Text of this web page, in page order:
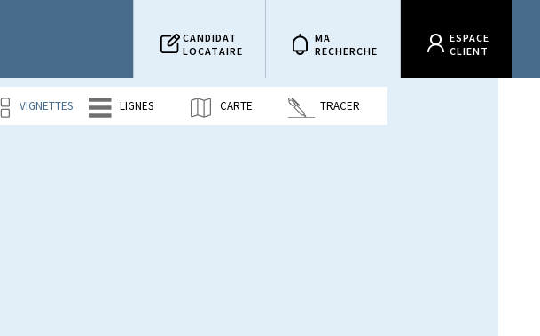
CANDIDAT
LOCATAIRE
MA
RECHERCHE
ESPACE
CLIENT
VIGNETTES LIGNES CARTE TRACER